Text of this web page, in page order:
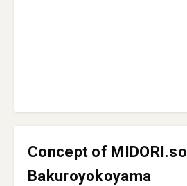
Concept of MIDORI.so
Bakuroyokoyama